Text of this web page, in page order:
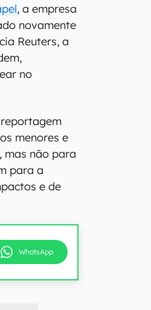
, a empresa
novamente
Reuters, a
no
menores e
mas não para
para a
e de
WhatsApp